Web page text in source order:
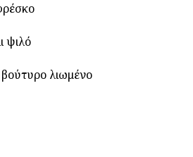
ψιλό
λιωμένο